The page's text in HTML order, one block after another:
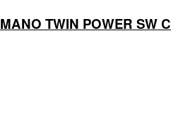
TWIN POWER SW C